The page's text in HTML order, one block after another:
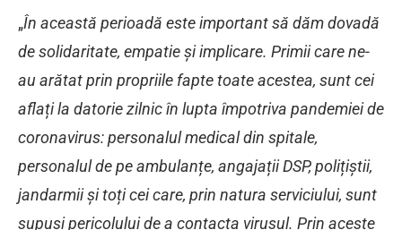
„În această perioadă este important să dăm dovadă
de solidaritate, empatie și implicare. Primii care ne-
au arătat prin propriile fapte toate acestea, sunt cei
aflați la datorie zilnic în lupta împotriva pandemiei de
coronavirus: personalul medical din spitale,
personalul de pe ambulanțe, angajații DSP, polițiștii,
jandarmii și toți cei care, prin natura serviciului, sunt
supuși pericolului de a contacta virusul. Prin aceste